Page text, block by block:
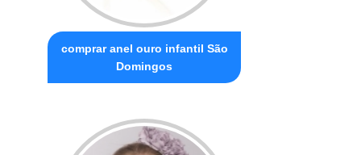
comprar anel ouro infantil São
Domingos